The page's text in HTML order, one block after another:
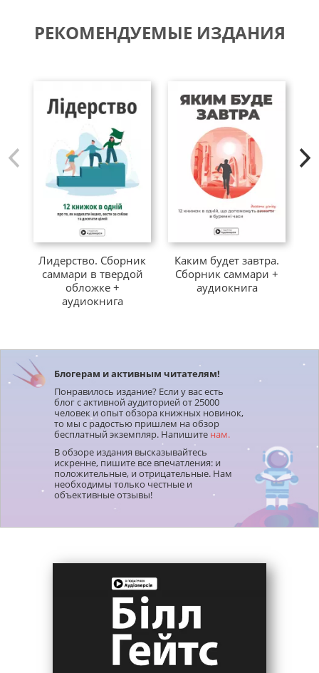
РЕКОМЕНДУЕМЫЕ ИЗДАНИЯ
Лидерство. Сборник
саммари в твердой
обложке +
аудиокнига
Каким будет завтра.
Сборник саммари +
аудиокнига
Блогерам и активным читателям!
Понравилось издание? Если у вас есть
блог с активной аудиторией от 25000
человек и опыт обзора книжных новинок,
то мы с радостью пришлем на обзор
бесплатный экземпляр. Напишите нам.
В обзоре издания высказывайтесь
искренне, пишите все впечатления: и
положительные, и отрицательные. Нам
необходимы только честные и
объективные отзывы!